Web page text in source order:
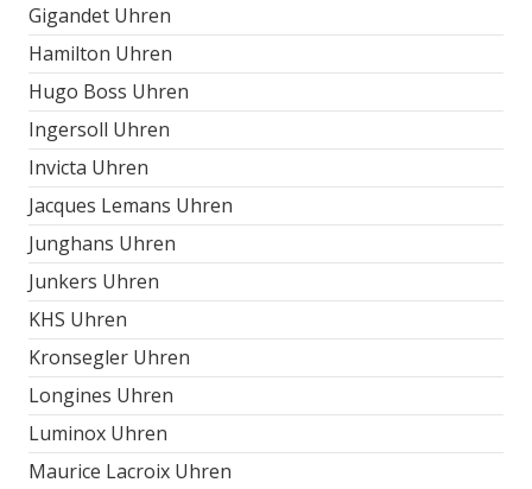
Gigandet Uhren
Hamilton Uhren
Hugo Boss Uhren
Ingersoll Uhren
Invicta Uhren
Jacques Lemans Uhren
Junghans Uhren
Junkers Uhren
KHS Uhren
Kronsegler Uhren
Longines Uhren
Luminox Uhren
Maurice Lacroix Uhren